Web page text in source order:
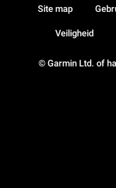
© Garmin Ltd. of
Site map
Veiligheid